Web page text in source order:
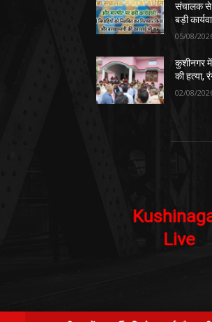
संचालक से
बड़ी
05/08/
कुशीनगर में
की हत्या,
02/08/